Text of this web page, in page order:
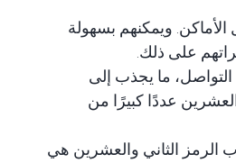
ويمكنهم بسهولة
على ذلك.
ما يجذب إلى
عددًا كبيرًا من
الرمز الثاني والعشرين هي